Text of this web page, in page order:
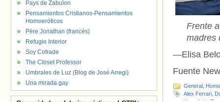
Frente
madres
—Elisa
Fuente
General
Alex Ferrari
Pays de Zabulon
Pensamientos Cristianos-Pensamientos
Homoeróticos
Père Jonathan (francés)
Refugio Interior
Soy Cofrade
The Closet Professor
Umbrales de Luz (Blog de José Arregi)
Una mirada gay